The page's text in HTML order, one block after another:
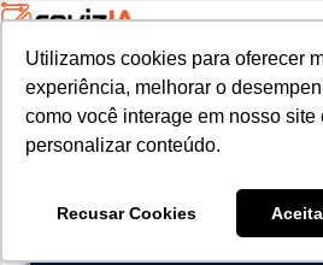
O
dados
Você já
Utilizamos cookies para oferecer
experiência, melhorar o
como você interage em nosso site
personalizar conteúdo.
Recusar Cookies
Utilizamos cookies para oferecer
experiência, melhorar o
como você interage em nosso site
personalizar conteúdo.
Recusar Cookies
<!-- Google tag (gtag.js) -->
<script async src="https://
<script>
window.dataLayer = window.dataLayer
  gtag('config', 'AW-10793602440');